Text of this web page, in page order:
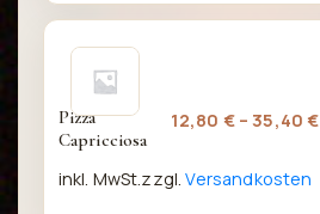
können
Produktseite
gewählt
werden
Pizza
Capricciosa
12,80 €–35,40€
inkl. MwSt.zzgl.Versandkosten
Dieses
Produkt
weist
mehrere
auf.